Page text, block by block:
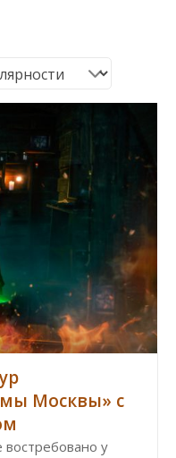
Москвы» с
у